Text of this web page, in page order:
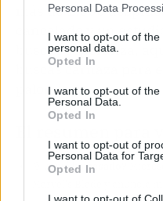
Personal Data
I want to opt-out of
personal data.
Opted In
I want to opt-out of the
Personal Data.
Opted In
I want to opt-out of
Personal Data for
Opted In
más de 1.000
cancelado y un
buscas esperanza,
buscas carnaza para
palomitas.
¿Qué ha pasado?